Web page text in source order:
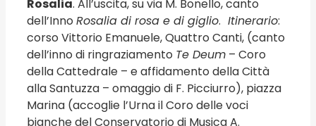
Rosalia. All’uscita, su via M. Bonello, canto
dell’Inno Rosalia di rosa e di giglio. Itinerario:
corso Vittorio Emanuele, Quattro Canti, (canto
dell’inno di ringraziamento Te Deum – Coro
della Cattedrale – e affidamento della Città
alla Santuzza – omaggio di F. Picciurro), piazza
Marina (accoglie l’Urna il Coro delle voci
bianche del Conservatorio di Musica A.